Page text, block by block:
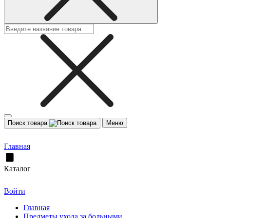
Поиск товара Меню
Главная
Каталог
Войти
Главная
Предметы ухода за больными